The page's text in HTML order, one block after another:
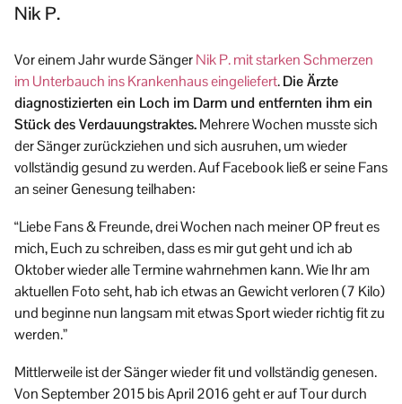
Nik P.
Vor einem Jahr wurde SängerNik P.mit starken Schmerzen
im Unterbauch ins Krankenhaus eingeliefert.Die Ärzte
diagnostizierten ein Loch im Darm und entfernten ihm ein
Stück des Verdauungstraktes.Mehrere Wochen musste sich
der Sänger zurückziehen und sich ausruhen, um wieder
vollständig gesund zu werden. Auf Facebook ließ er seine Fans
an seiner Genesung teilhaben:
“Liebe Fans & Freunde, drei Wochen nach meiner OP freut es
mich, Euch zu schreiben, dass es mir gut geht und ich ab
Oktober wieder alle Termine wahrnehmen kann. Wie Ihr am
aktuellen Foto seht, hab ich etwas an Gewicht verloren (7 Kilo)
und beginne nun langsam mit etwas Sport wieder richtig fit zu
werden.”
Mittlerweile ist der Sänger wieder fit und vollständig genesen.
Von September 2015 bis April 2016 geht er auf Tour durch